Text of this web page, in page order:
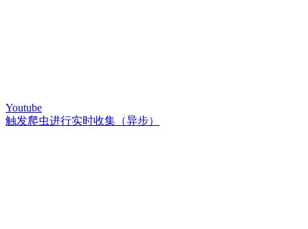
Youtube
触发爬虫进行实时收集（异步）